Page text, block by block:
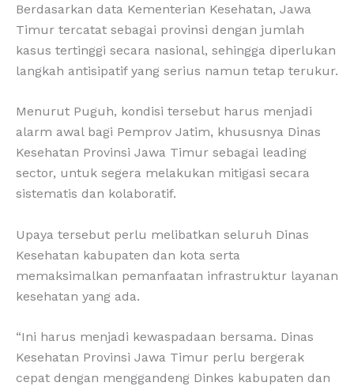
Berdasarkan data Kementerian Kesehatan, Jawa
Timur tercatat sebagai provinsi dengan jumlah
kasus tertinggi secara nasional, sehingga diperlukan
langkah antisipatif yang serius namun tetap terukur.
Menurut Puguh, kondisi tersebut harus menjadi
alarm awal bagi Pemprov Jatim, khususnya Dinas
Kesehatan Provinsi Jawa Timur sebagai leading
sector, untuk segera melakukan mitigasi secara
sistematis dan kolaboratif.
Upaya tersebut perlu melibatkan seluruh Dinas
Kesehatan kabupaten dan kota serta
memaksimalkan pemanfaatan infrastruktur layanan
kesehatan yang ada.
“Ini harus menjadi kewaspadaan bersama. Dinas
Kesehatan Provinsi Jawa Timur perlu bergerak
cepat dengan menggandeng Dinkes kabupaten dan